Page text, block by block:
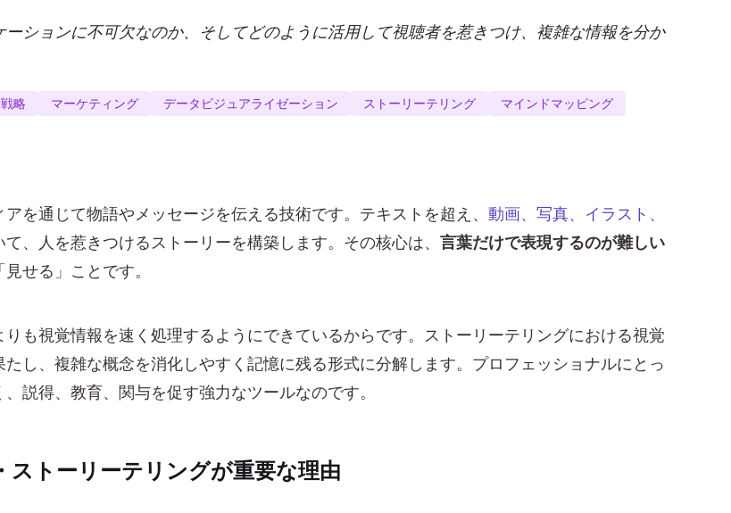
ションに不可欠なのか、そしてどのように活用して視聴者を惹きつけ、複雑な情報を分か
略 マーケティング データビジュアライゼーション ストーリーテリング マインドマッピング
を通じて物語やメッセージを伝える技術です。テキストを超え、 動画、写真、イラスト、
、人を惹きつけるストーリーを構築します。その核心は、 言葉だけで表現するのが難しい
せる」ことです。
も視覚情報を速く処理するようにできているからです。ストーリーテリングにおける視覚
たし、複雑な概念を消化しやすく記憶に残る形式に分解します。プロフェッショナルにとっ
説得、教育、関与を促す強力なツールなのです。
トーリーテリングが重要な理由